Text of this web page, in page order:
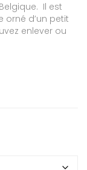
Il est
orné d’un petit
enlever ou